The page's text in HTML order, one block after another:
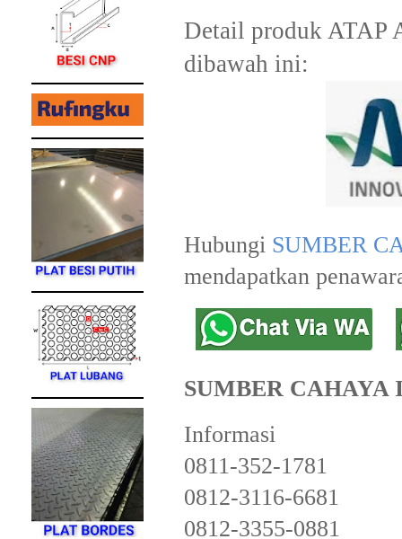
Detail produk
dibawah ini:
Hubungi SUMBER
mendapatkan
SUMBER CAHAYA
Informasi
0811-352-1781
0812-3116-6681
0812-3355-0881